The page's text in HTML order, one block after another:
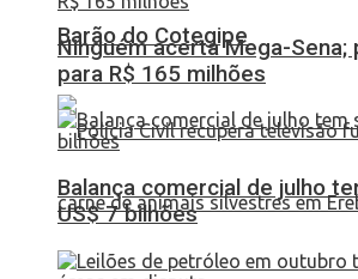
Barão do Cotegipe
Ninguém acerta Mega-Sena;
para R$ 165 milhões
Balança comercial de julho
US$ 7 bilhões